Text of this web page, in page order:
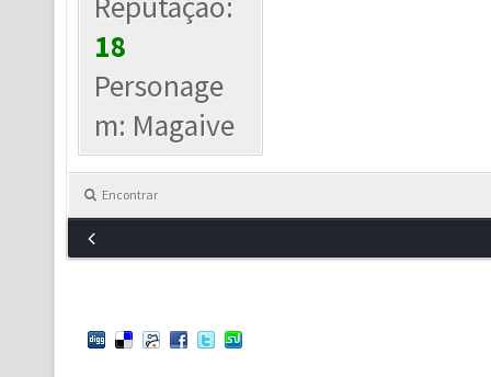
18
Personage
m: Magaive
Encontrar